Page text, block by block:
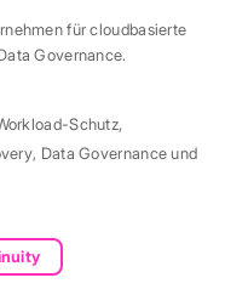
für cloudbasierte
Governance.
Schutz,
, Data Governance und